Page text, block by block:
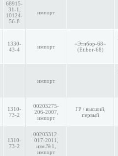
68915-
31-1,
10124-
56-8
импорт
1330-
43-4
импорт
«Этибор-68»
(Etibor-68)
импорт
1310-
73-2
00203275-
206-2007,
импорт
ГР / высший,
первый
1310-
73-2
00203312-
017-2011,
изм.№1,
импорт